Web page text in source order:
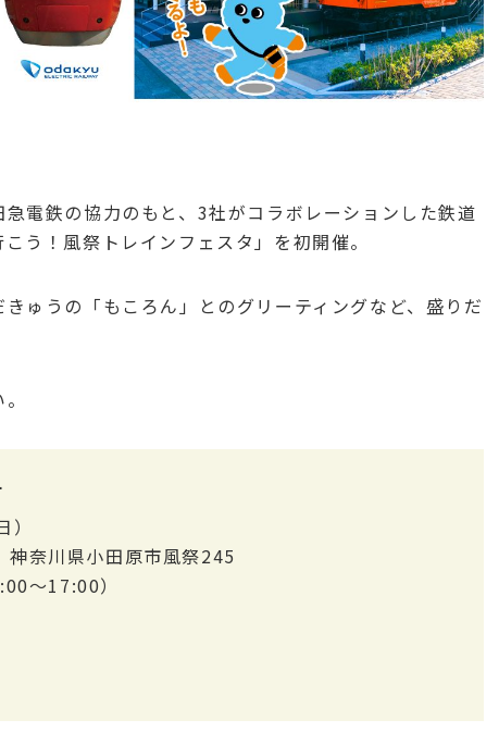
電鉄の協力のもと、3社がコラボレーションした鉄道
う！風祭トレインフェスタ」を初開催。
ゅうの「もころん」とのグリーティングなど、盛りだ
奈川県小田原市風祭245
～17:00）